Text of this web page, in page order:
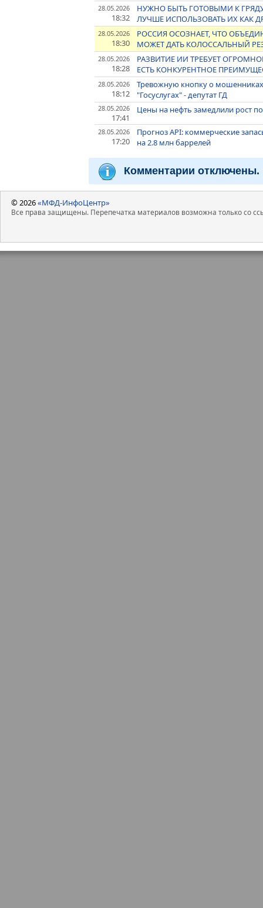
28.05.2026
18:32
НУЖНО БЫТЬ ГОТОВЫМИ К
ЛУЧШЕ ИСПОЛЬЗОВАТЬ ИХ КАК
28.05.2026
18:30
РОССИЯ ОСОЗНАЕТ, ЧТО
МОЖЕТ ДАТЬ КОЛОССАЛЬНЫЙ
28.05.2026
18:28
РАЗВИТИЕ ИИ ТРЕБУЕТ
ЕСТЬ КОНКУРЕНТНОЕ
28.05.2026
18:12
Тревожную кнопку о
"Госуслугах" - депутат ГД
28.05.2026
17:41
Цены на нефть замедлили рост
28.05.2026
17:20
Прогноз API: коммерческие
на 2.8 млн баррелей
Комментарии отключены.
© 2026«МФД-ИнфоЦентр»
Все права защищены. Перепечатка материалов возможна только со